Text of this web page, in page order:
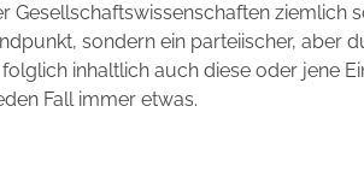
Gesellschaftswissenschaften ziemlich
sondern ein parteiischer, aber
inhaltlich auch diese oder jene
Fall immer etwas.